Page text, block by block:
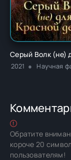
Серый Волк (не)
2021 Научная
Обратите
короче 20
пользователям!